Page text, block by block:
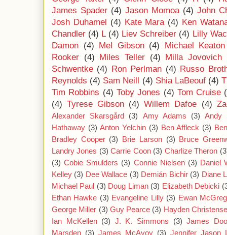
James Spader (4) Jason Momoa (4) John
Josh Duhamel (4) Kate Mara (4) Ken
Chandler (4) L (4) Liev Schreiber (4) Lilly
Damon (4) Mel Gibson (4)
Michael Keaton
Rooker (4) Miles Teller (4) Milla Jovovich
Schwentke (4) Ron Perlman (4) Russo
Reynolds (4) Sam Neill (4) Shia LaBeouf (4)
Tim Robbins (4) Toby Jones (4) Tom Cruise
(4) Tyrese Gibson (4) Willem Dafoe (4)
Alexander Skarsgård (3) Amy Adams (3)
Andy
Hathaway (3) Anton Yelchin (3) Ben Affleck (3)
Bradley Cooper (3) Brie Larson (3) Bruce
Landry Jones (3) Carrie Coon (3) Charlize Theron
(3) Cobie Smulders (3) Connie Nielsen (3) Daniel
Kelley (3) Dee Wallace (3) Demián Bichir (3) Diane
Michael Paul (3) Doug Liman (3) Elizabeth Debicki
Ethan Hawke (3) Evangeline Lilly (3) Ewan
George Miller (3) Guy Pearce (3) Hayden
Ian McKellen (3) J. K. Simmons (3) James
Marsden (3) James McAvoy (3) Jennifer Jason